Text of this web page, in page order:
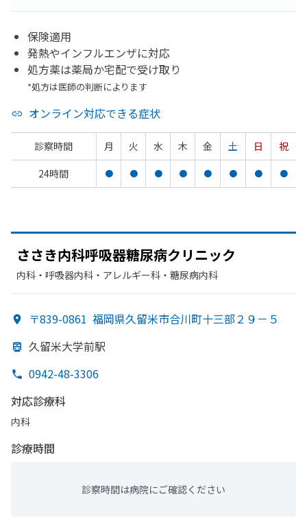
保険適用
発熱やインフルエンザに対応
処方薬は薬局か宅配で受け取り
*処方は医師の判断によります
オンライン対応できる症状
診察時間 月 火 水 木 金 土 日
祝
24時間
● ● ● ● ● ● ● ●
ささき内科呼吸器糖尿病クリニック
内科・​呼吸器内科・​アレルギー科・​糖尿病内科
〒839-0861 福岡県久留米市合川町十三部２９－５
久留米大学前駅
0942-48-3306
対応診療科
内科
診療時間
診察時間は病院にご確認ください